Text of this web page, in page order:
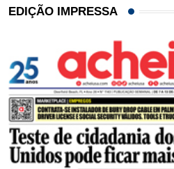
EDIÇÃO IMPRESSA